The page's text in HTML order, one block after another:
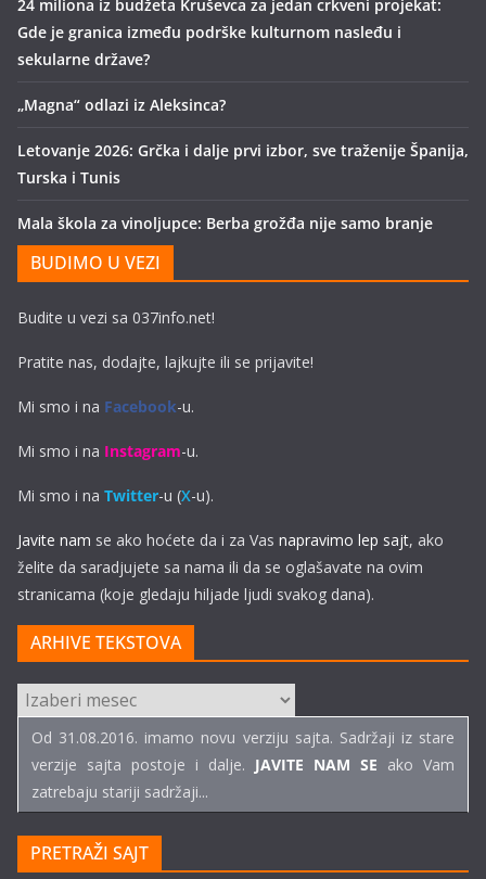
24 miliona iz budžeta Kruševca za jedan crkveni projekat:
Gde je granica između podrške kulturnom nasleđu i
sekularne države?
„Magna“ odlazi iz Aleksinca?
Letovanje 2026: Grčka i dalje prvi izbor, sve traženije Španija,
Turska i Tunis
Mala škola za vinoljupce: Berba grožđa nije samo branje
BUDIMO U VEZI
Budite u vezi sa 037info.net!
Pratite nas, dodajte, lajkujte ili se prijavite!
Mi smo i na Facebook-u.
Mi smo i na Instagram-u.
Mi smo i na Twitter-u (X-u).
Javite nam se ako hoćete da i za Vas napravimo lep sajt, ako
želite da saradjujete sa nama ili da se oglašavate na ovim
stranicama (koje gledaju hiljade ljudi svakog dana).
ARHIVE TEKSTOVA
ARHIVE
TEKSTOVA
Od 31.08.2016. imamo novu verziju sajta. Sadržaji iz stare
verzije sajta postoje i dalje. JAVITE NAM SE ako Vam
zatrebaju stariji sadržaji...
PRETRAŽI SAJT